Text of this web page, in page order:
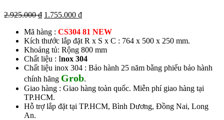
2.925.000₫ Giá
là:
2.925.000 ₫.
1.755.000 ₫Giá
tại
là:
1.755.000 ₫.
Mã hàng : CS304 81 NEW
Kích thước lắp đặt R x S x C : 764 x 500 x 250 mm.
Khoảng tủ: Rộng 800 mm
Chất liệu : Inox 304
Chất liệu inox 304 : Bảo hành 25 năm bằng phiếu bảo hành
chính hãng Grob.
Giao hàng : Giao hàng toàn quốc. Miễn phí giao hàng tại
TP.HCM.
Hỗ trợ lắp đặt tại TP.HCM, Bình Dương, Đồng Nai, Long
An.